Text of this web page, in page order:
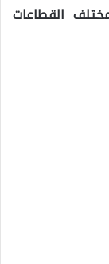
القطاعات